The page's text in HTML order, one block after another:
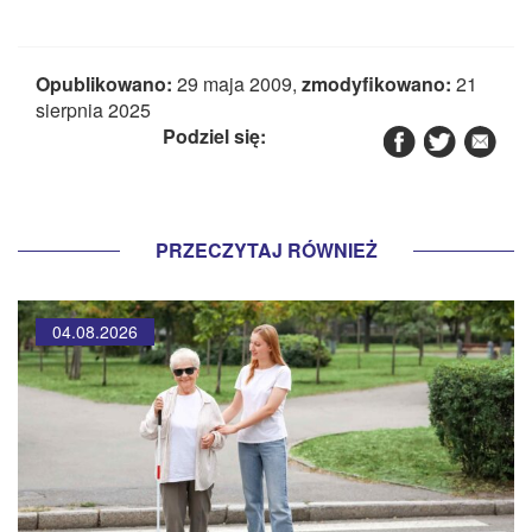
Opublikowano: 29 maja 2009, zmodyfikowano: 21
sierpnia 2025
Podziel się:
PRZECZYTAJ RÓWNIEŻ
04.08.2026